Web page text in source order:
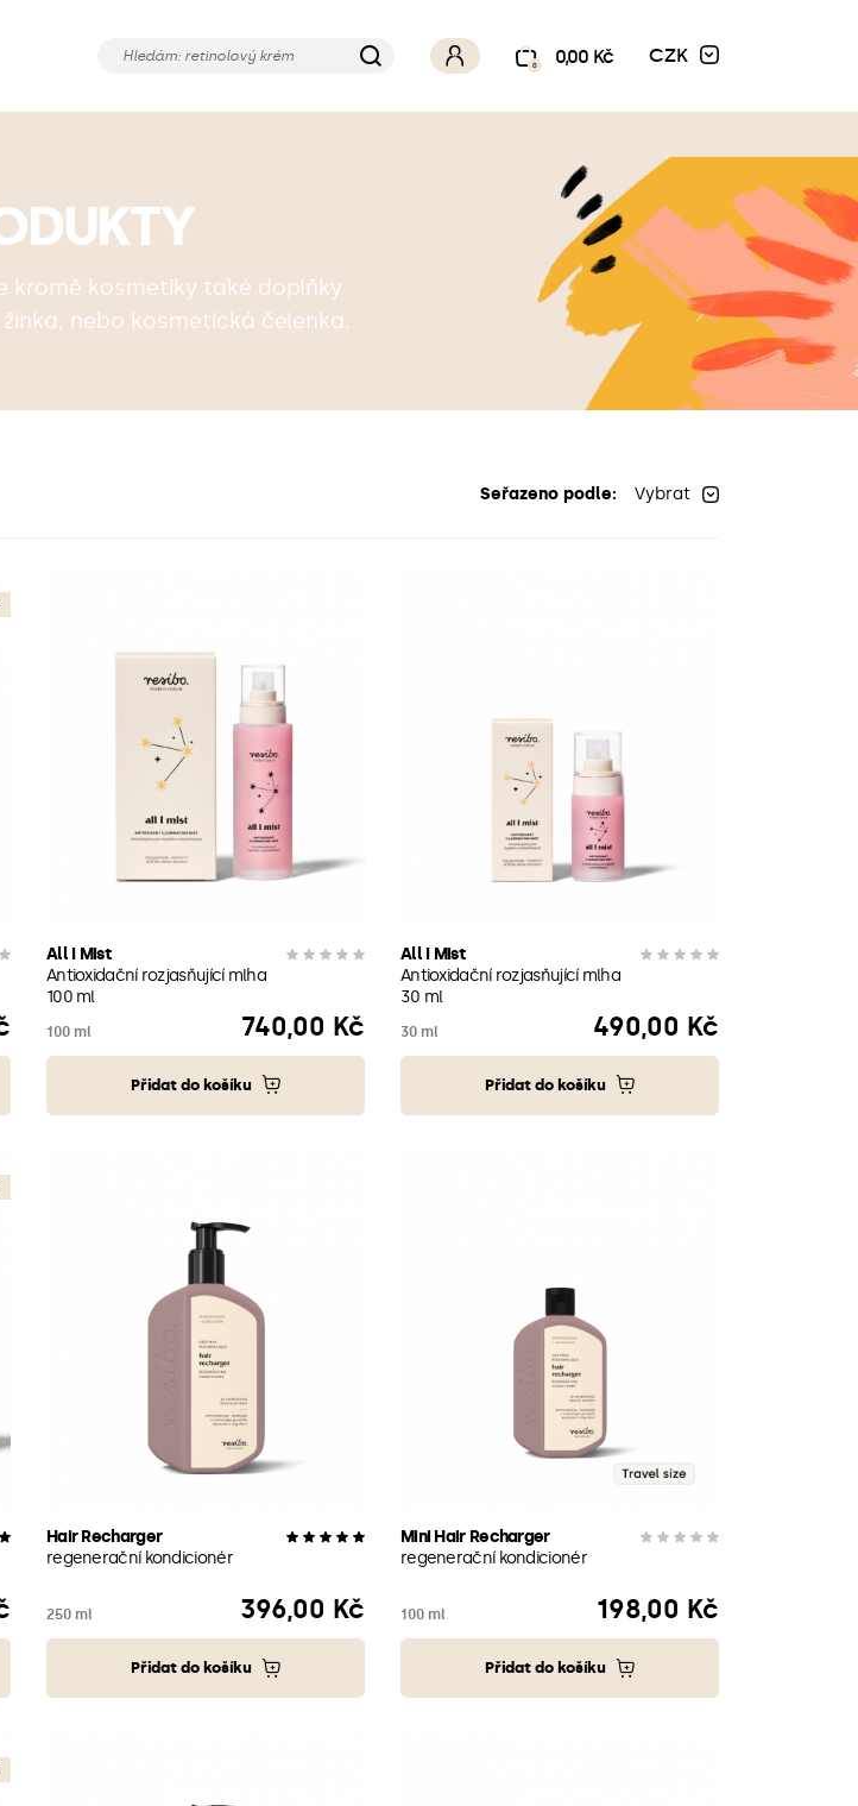
0 0,00 Kč CZK
kromě kosmetiky také doplňky
nebo kosmetická čelenka.
Seřazeno podle: Vybrat
All I Mist
Antioxidační rozjasňující mlha
100 ml
100 ml Cena
740,00 Kč
Přidat do košíku
All I Mist
Antioxidační rozjasňující mlha
30 ml
30 ml Cena
490,00 Kč
Přidat do košíku
Hair Recharger
regenerační kondicionér
250 ml Cena
396,00 Kč
Přidat do košíku
Mini Hair Recharger
regenerační kondicionér
100 ml Cena
198,00 Kč
Přidat do košíku